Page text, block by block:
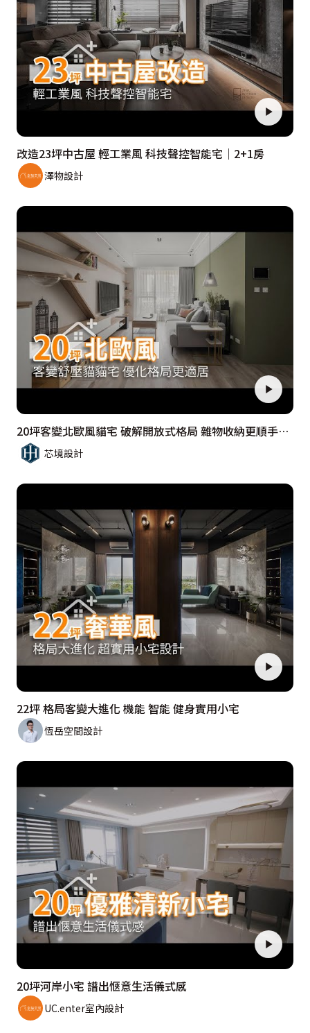
改造23坪中古屋 輕工業風 科技聲控智能宅｜2+1房
澤物設計
20坪客變北歐風貓宅 破解開放式格局 雜物收納更順手｜預售屋
芯境設計
22坪 格局客變大進化 機能 智能 健身實用小宅
恆岳空間設計
20坪河岸小宅 譜出愜意生活儀式感
UC.enter室內設計